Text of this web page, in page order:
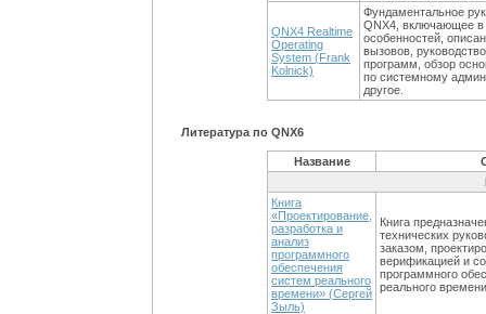
QNX4 Realtime
Operating
System (Frank
Kolnick)
Фундаментальное
QNX4, включающее в
особенностей,
вызовов,
программ, обзор
по системному
другое.
Литература по QNX6
Название
Книга
«Проектирование,
разработка и
анализ
программного
обеспечения
систем реального
времени» (Сергей
Зыль)
Книга
технических
заказом,
верификацией и
программного
реального